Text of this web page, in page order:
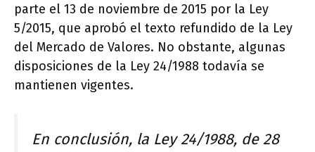
parte el 13 de noviembre de 2015 por la Ley
5/2015, que aprobó el texto refundido de la Ley
del Mercado de Valores. No obstante, algunas
disposiciones de la Ley 24/1988 todavía se
mantienen vigentes.
En conclusión, la Ley 24/1988, de 28